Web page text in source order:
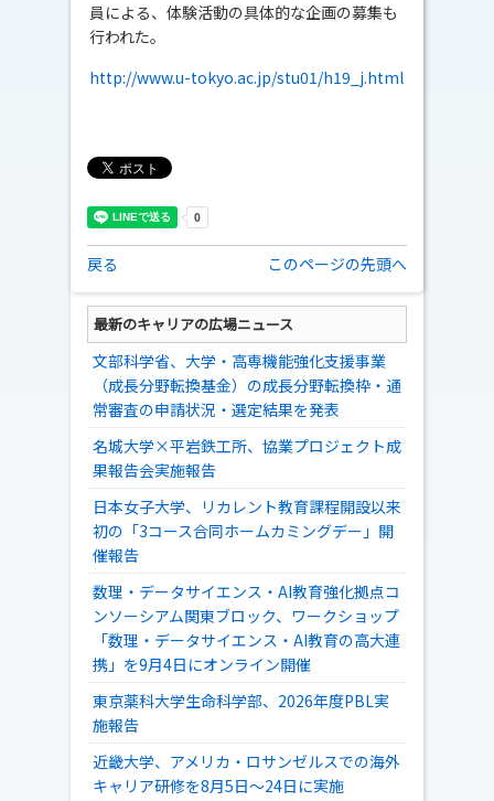
員による、体験活動の具体的な企画の募集も
行われた。
http://www.u-tokyo.ac.jp/stu01/h19_j.html
戻る このページの先頭へ
最新のキャリアの広場ニュース
文部科学省、大学・高専機能強化支援事業
（成長分野転換基金）の成長分野転換枠・通
常審査の申請状況・選定結果を発表
名城大学×平岩鉄工所、協業プロジェクト成
果報告会実施報告
日本女子大学、リカレント教育課程開設以来
初の「3コース合同ホームカミングデー」開
催報告
数理・データサイエンス・AI教育強化拠点コ
ンソーシアム関東ブロック、ワークショップ
「数理・データサイエンス・AI教育の高大連
携」を9月4日にオンライン開催
東京薬科大学生命科学部、2026年度PBL実
施報告
近畿大学、アメリカ・ロサンゼルスでの海外
キャリア研修を8月5日～24日に実施